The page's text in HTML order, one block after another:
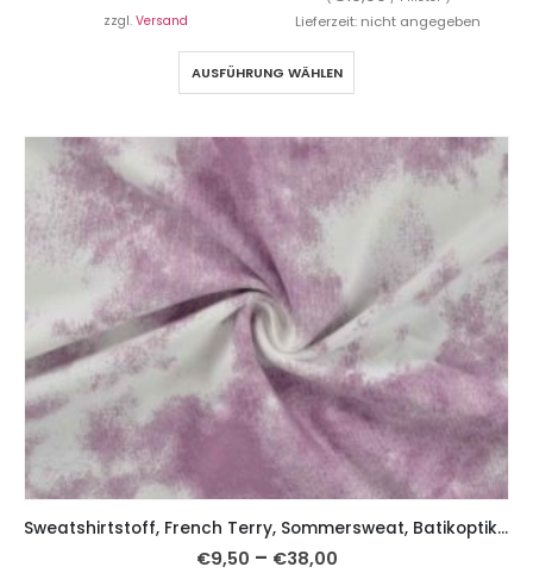
zzgl. Versand Lieferzeit: nicht angegeben
AUSFÜHRUNG WÄHLEN
Sweatshirtstoff, French Terry, Sommersweat, Batikoptik – Lila
€9,50 – €38,00